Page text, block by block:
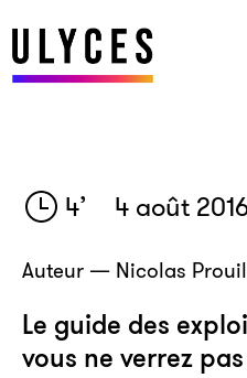
4’ 4 août
Auteur — Nicolas
Le guide des
vous ne verrez